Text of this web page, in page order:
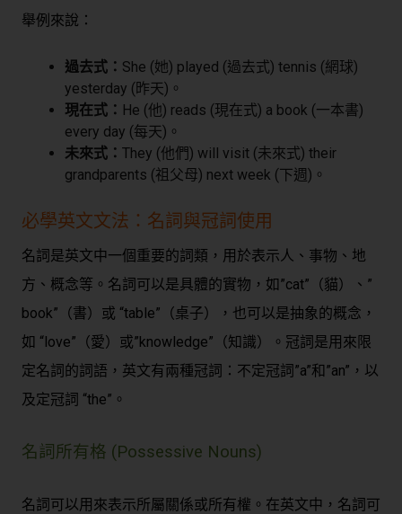
舉例來說：
過去式： She (她) played (過去式) tennis (網球)
yesterday (昨天)。
現在式： He (他) reads (現在式) a book (一本書)
every day (每天)。
未來式： They (他們) will visit (未來式) their
grandparents (祖父母) next week (下週)。
必學英文文法：名詞與冠詞使用
名詞是英文中一個重要的詞類，用於表示人、事物、地
方、概念等。名詞可以是具體的實物，如”cat”（貓）、”
book”（書）或 “table”（桌子），也可以是抽象的概念，
如 “love”（愛）或”knowledge”（知識）。冠詞是用來限
定名詞的詞語，英文有兩種冠詞：不定冠詞”a”和”an”，以
及定冠詞 “the”。
名詞所有格 (Possessive Nouns)
名詞可以用來表示所屬關係或所有權。在英文中，名詞可